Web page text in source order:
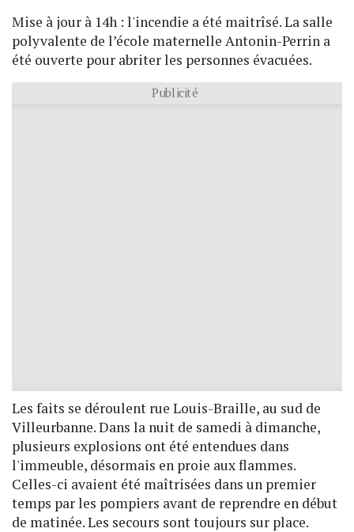
Mise à jour à 14h : l'incendie a été maitrîsé. La salle
polyvalente de l’école maternelle Antonin-Perrin a
été ouverte pour abriter les personnes évacuées.
Publicité
Les faits se déroulent rue Louis-Braille, au sud de
Villeurbanne. Dans la nuit de samedi à dimanche,
plusieurs explosions ont été entendues dans
l'immeuble, désormais en proie aux flammes.
Celles-ci avaient été maîtrisées dans un premier
temps par les pompiers avant de reprendre en début
de matinée. Les secours sont toujours sur place.